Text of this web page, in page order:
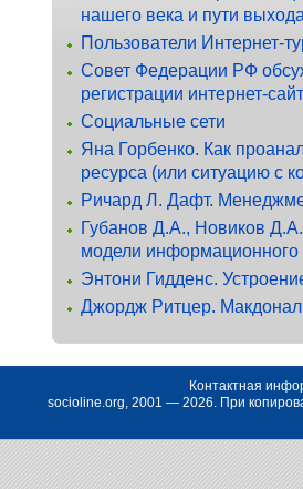
нашего века и пути
Пользователи Интернет-
Совет Федерации РФ
регистрации интернет-
Социальные сети
Яна Горбенко. Как
ресурса (или ситуацию с
Ричард Л. Дафт.
Губанов Д.А., Новиков
модели информационного
Энтони Гидденс.
Джордж Ритцер.
Контактная
socioline.org, 2001 — 2026. При